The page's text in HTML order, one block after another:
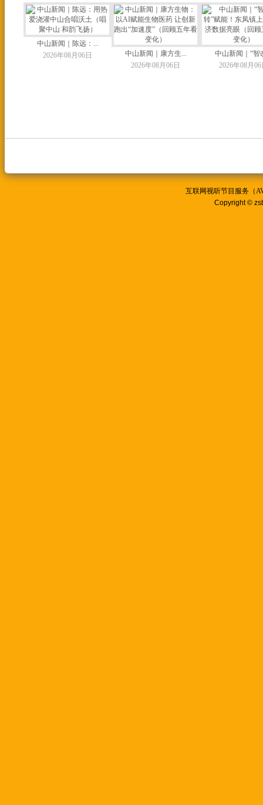
中山新闻｜陈远：...
2026年08月06日
中山新闻｜康方生...
2026年08月06日
中山新闻｜“智
2026年08月06
互联网视听节目服务（
Copyright ©